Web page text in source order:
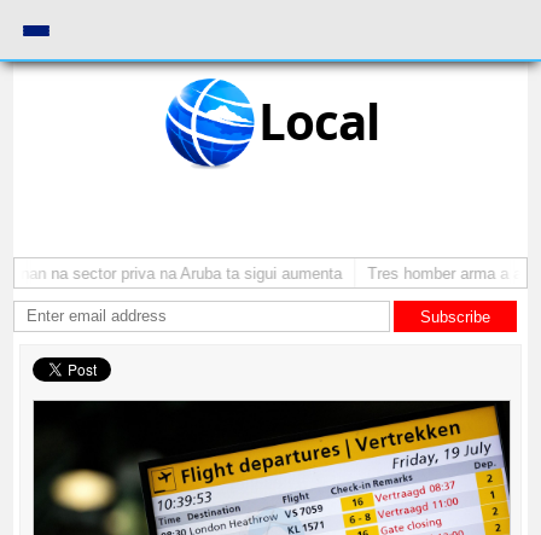
Local
na sector priva na Aruba ta sigui aumenta Tres homber arma a
Subscribe